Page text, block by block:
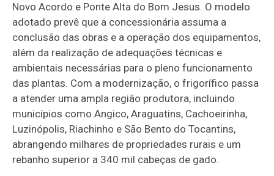
Novo Acordo e Ponte Alta do Bom Jesus. O modelo
adotado prevê que a concessionária assuma a
conclusão das obras e a operação dos equipamentos,
além da realização de adequações técnicas e
ambientais necessárias para o pleno funcionamento
das plantas. Com a modernização, o frigorífico passa
a atender uma ampla região produtora, incluindo
municípios como Angico, Araguatins, Cachoeirinha,
Luzinópolis, Riachinho e São Bento do Tocantins,
abrangendo milhares de propriedades rurais e um
rebanho superior a 340 mil cabeças de gado.